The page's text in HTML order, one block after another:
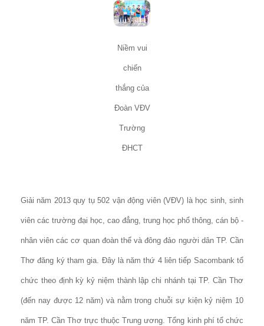
Niềm vui
chiến
thắng của
Đoàn VĐV
Trường
ĐHCT
Giải năm 2013 quy tụ 502 vận động viên (VĐV) là học sinh, sinh
viên các trường đại học, cao đẳng, trung học phổ thông, cán bộ -
nhân viên các cơ quan đoàn thể và đông đảo người dân TP. Cần
Thơ đăng ký tham gia. Đây là năm thứ 4 liên tiếp Sacombank tổ
chức theo định kỳ kỷ niệm thành lập chi nhánh tại TP. Cần Thơ
(đến nay được 12 năm) và nằm trong chuỗi sự kiện kỷ niệm 10
năm TP. Cần Thơ trực thuộc Trung ương. Tổng kinh phí tổ chức